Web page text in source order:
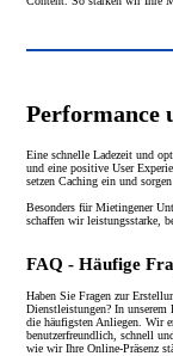
Performance
Eine schnelle Ladezeit und
und eine positive User
setzen Caching ein und
Besonders für Mietingener
schaffen wir leistungsstarke,
FAQ - Häufige
Haben Sie Fragen zur
Dienstleistungen? In
die häufigsten Anliegen. Wir
benutzerfreundlich, schnell
wie wir Ihre Online-Präsenz